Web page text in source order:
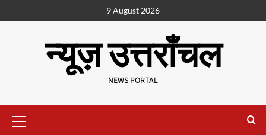
9 August 2026
न्यूज़ उत्तराँचल
NEWS PORTAL